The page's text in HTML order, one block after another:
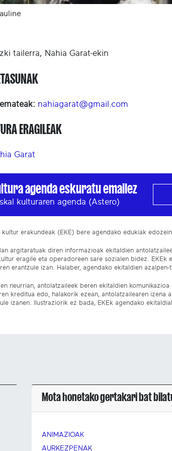
tailerra, Nahia Garat-ekin
nahiagarat@gmail.com
ERAGILEAK
Garat
agenda eskuratu emailez
kulturaren agenda (Astero)
kultur erakundeak (EKE) bere agendako edukiak
argitaratuak diren informazioak ekitaldien
eragile eta operadoreen sare sozialen bidez.
erantzule izan. Halaber, agendako ekitaldien
neurrian, antolatzaileek beren ekitaldien
kreditua edo, halakorik ezean, antolatzailearen izena
izanen. Ilustraziorik ez bada, EKEk agendako
Mota honetako gertakari bat
ANIMAZIOAK
AURKEZPENAK